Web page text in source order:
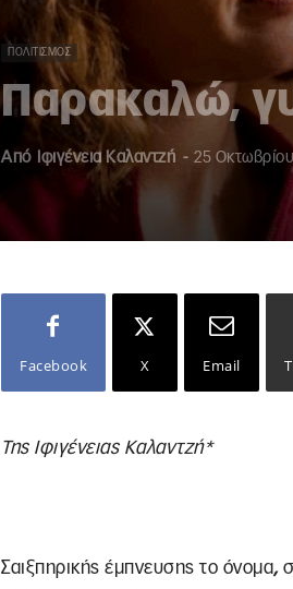
ΠΟΛΙΤΙΣΜΌΣ
Παρακαλώ,
Από Ιφιγένεια Καλαντζή - 25
Facebook X Email
Της Ιφιγένειας Καλαντζή*
Σαιξπηρικής έμπνευσης το όνομα,